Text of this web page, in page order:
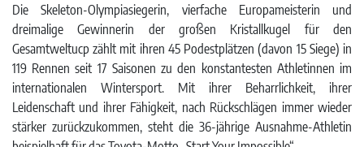
Die Skeleton-Olympiasiegerin, vierfache Europameisterin und
dreimalige Gewinnerin der großen Kristallkugel für den
Gesamtweltucp zählt mit ihren 45 Podestplätzen (davon 15 Siege) in
119 Rennen seit 17 Saisonen zu den konstantesten Athletinnen im
internationalen Wintersport. Mit ihrer Beharrlichkeit, ihrer
Leidenschaft und ihrer Fähigkeit, nach Rückschlägen immer wieder
stärker zurückzukommen, steht die 36-jährige Ausnahme-Athletin